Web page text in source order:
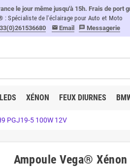
le jour même jusqu'à 15h. Frais de port
: Spécialiste de l'éclairage pour Auto et Moto
email Email message Messagerie
LEDS XÉNON FEUX DIURNES
PGJ19-5 100W 12V
Ampoule Vega®